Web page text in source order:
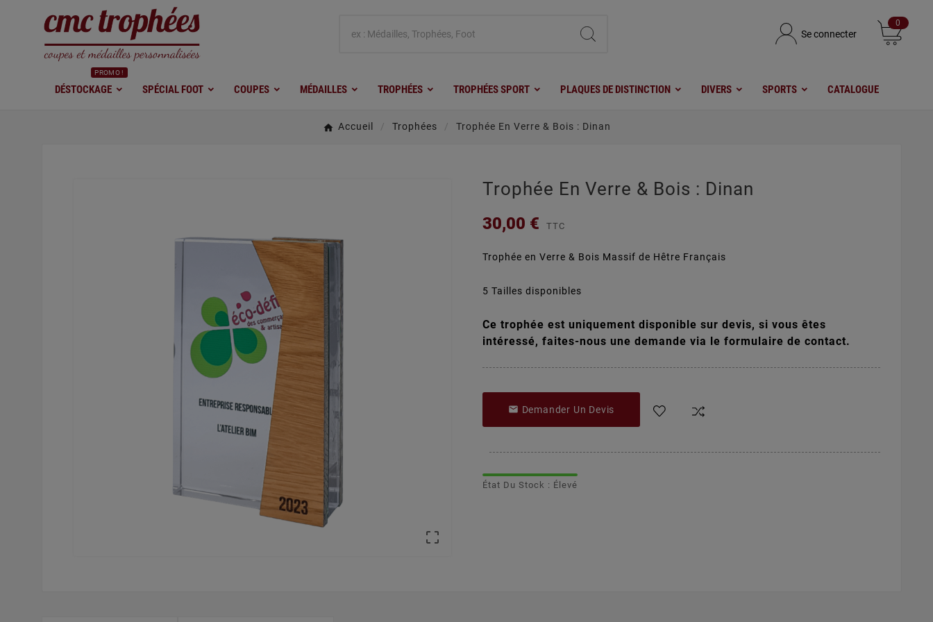
Se connecter
0
DÉSTOCKAGE
PROMO !
SPÉCIAL FOOT COUPES MÉDAILLES TROPHÉES TROPHÉES SPORT PLAQUES DE DISTINCTION DIVERS SPORTS CATALOGUE
Accueil Trophées Trophée En Verre & Bois : Dinan

Trophée En Verre & Bois : Dinan
30,00 € TTC
Trophée en Verre & Bois Massif de Hêtre Français
5 Tailles disponibles
Ce trophée est uniquement disponible sur devis, si vous êtes
intéressé, faites-nous une demande via le formulaire de contact.
 Demander Un Devis
État Du Stock : Élevé